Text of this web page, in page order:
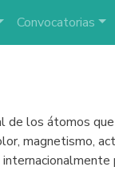
Convocatorias
los átomos
magnetismo,